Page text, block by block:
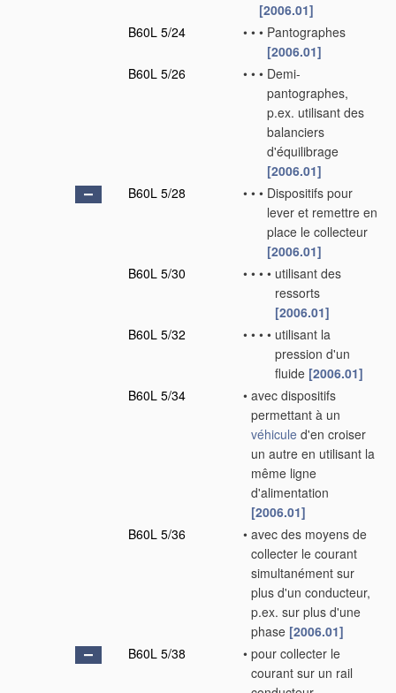
[2006.01]
B60L 5/24
• • • Pantographes
[2006.01]
B60L 5/26
• • • Demi-
pantographes,
p.ex. utilisant des
balanciers
d'équilibrage
[2006.01]
B60L 5/28
• • • Dispositifs pour
lever et remettre en
place le collecteur
[2006.01]
B60L 5/30
• • • • utilisant des
ressorts
[2006.01]
B60L 5/32
• • • • utilisant la
pression d'un
fluide [2006.01]
B60L 5/34
• avec dispositifs
permettant à un
véhicule d'en croiser
un autre en utilisant la
même ligne
d'alimentation
[2006.01]
B60L 5/36
• avec des moyens de
collecter le courant
simultanément sur
plus d'un conducteur,
p.ex. sur plus d'une
phase [2006.01]
B60L 5/38
• pour collecter le
courant sur un rail